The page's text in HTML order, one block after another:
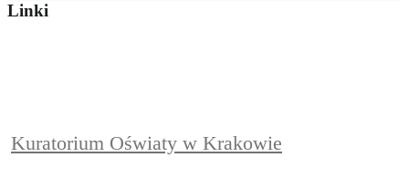
Linki
Kuratorium Oświaty w Krakowie